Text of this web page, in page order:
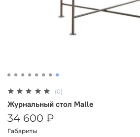
(0)
Журнальный стол Malle
34 600 ₽
Габариты